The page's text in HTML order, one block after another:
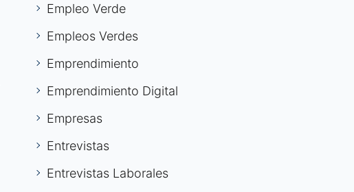
Empleo Verde
Empleos Verdes
Emprendimiento
Emprendimiento Digital
Empresas
Entrevistas
Entrevistas Laborales